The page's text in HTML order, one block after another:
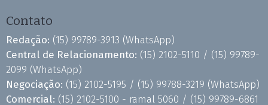
Contato
Redação: (15) 99789-3913 (WhatsApp)
Central de Relacionamento: (15) 2102-5110 / (15) 99789-
2099 (WhatsApp)
Negociação: (15) 2102-5195 / (15) 99788-3219 (WhatsApp)
Comercial: (15) 2102-5100 - ramal 5060 / (15) 99789-6861